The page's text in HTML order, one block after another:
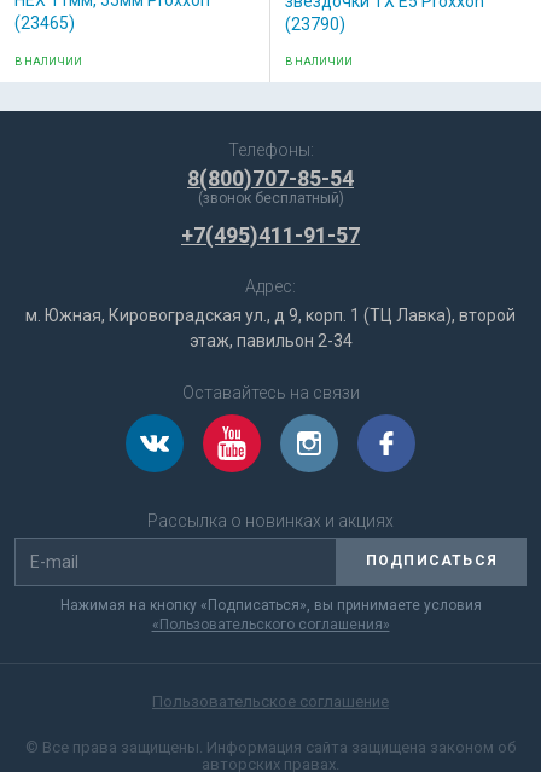
(23465)
В НАЛИЧИИ
(23790)
В НАЛИЧИИ
Телефоны:
8(800)707-85-54
(звонок бесплатный)
+7(495)411-91-57
Адрес:
м. Южная, Кировоградская ул., д 9, корп. 1 (ТЦ Лавка), второй
этаж, павильон 2-34
Оставайтесь на связи
Рассылка о новинках и акциях
ПОДПИСАТЬСЯ
Нажимая на кнопку «Подписаться», вы принимаете условия
«Пользовательского соглашения»
Пользовательское соглашение
© Все права защищены. Информация сайта защищена законом об
авторских правах.